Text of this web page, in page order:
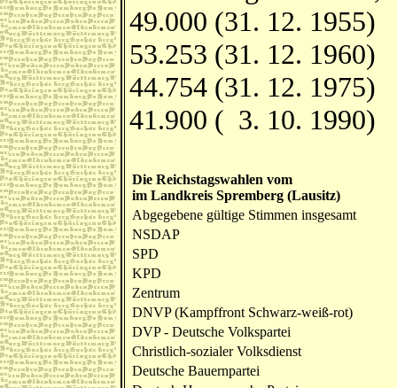
49.000 (31. 12. 1955)
53.253 (31. 12. 1960)
44.754 (31. 12. 1975)
41.900 ( 3. 10. 1990)
Die Reichstagswahlen vom
im Landkreis Spremberg (Lausitz)
Abgegebene gültige Stimmen insgesamt
NSDAP
SPD
KPD
Zentrum
DNVP (Kampffront Schwarz-weiß-rot)
DVP - Deutsche Volkspartei
Christlich-sozialer Volksdienst
Deutsche Bauernpartei